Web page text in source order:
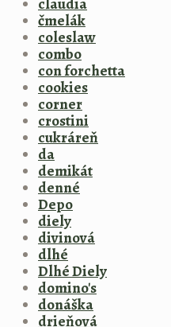
claudia
čmelák
coleslaw
combo
con forchetta
cookies
corner
crostini
cukráreň
da
demikát
denné
Depo
diely
divinová
dlhé
Dlhé Diely
domino's
donáška
drieňová